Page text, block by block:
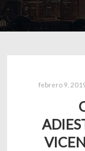
febrero 9,